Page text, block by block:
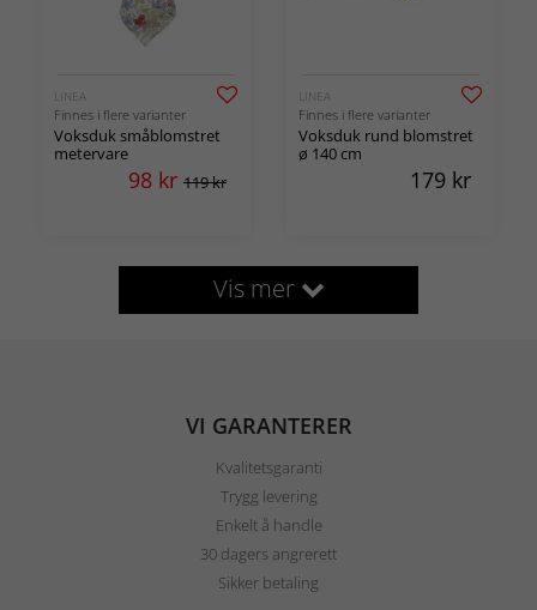
LINEA
Finnes i flere varianter
Voksduk småblomstret
metervare
98 kr 119 kr
LINEA
Finnes i flere varianter
Voksduk rund blomstret
ø 140 cm
179 kr
Vis mer
VI GARANTERER
Kvalitetsgaranti
Trygg levering
Enkelt å handle
30 dagers angrerett
Sikker betaling